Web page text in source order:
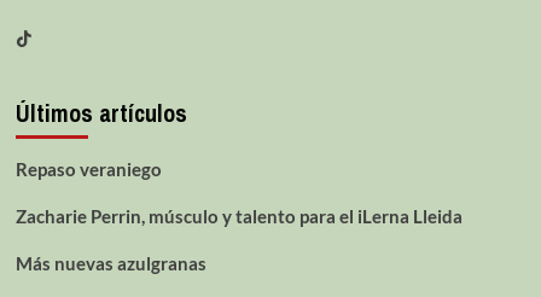
Últimos artículos
Repaso veraniego
Zacharie Perrin, músculo y talento para el iLerna Lleida
Más nuevas azulgranas